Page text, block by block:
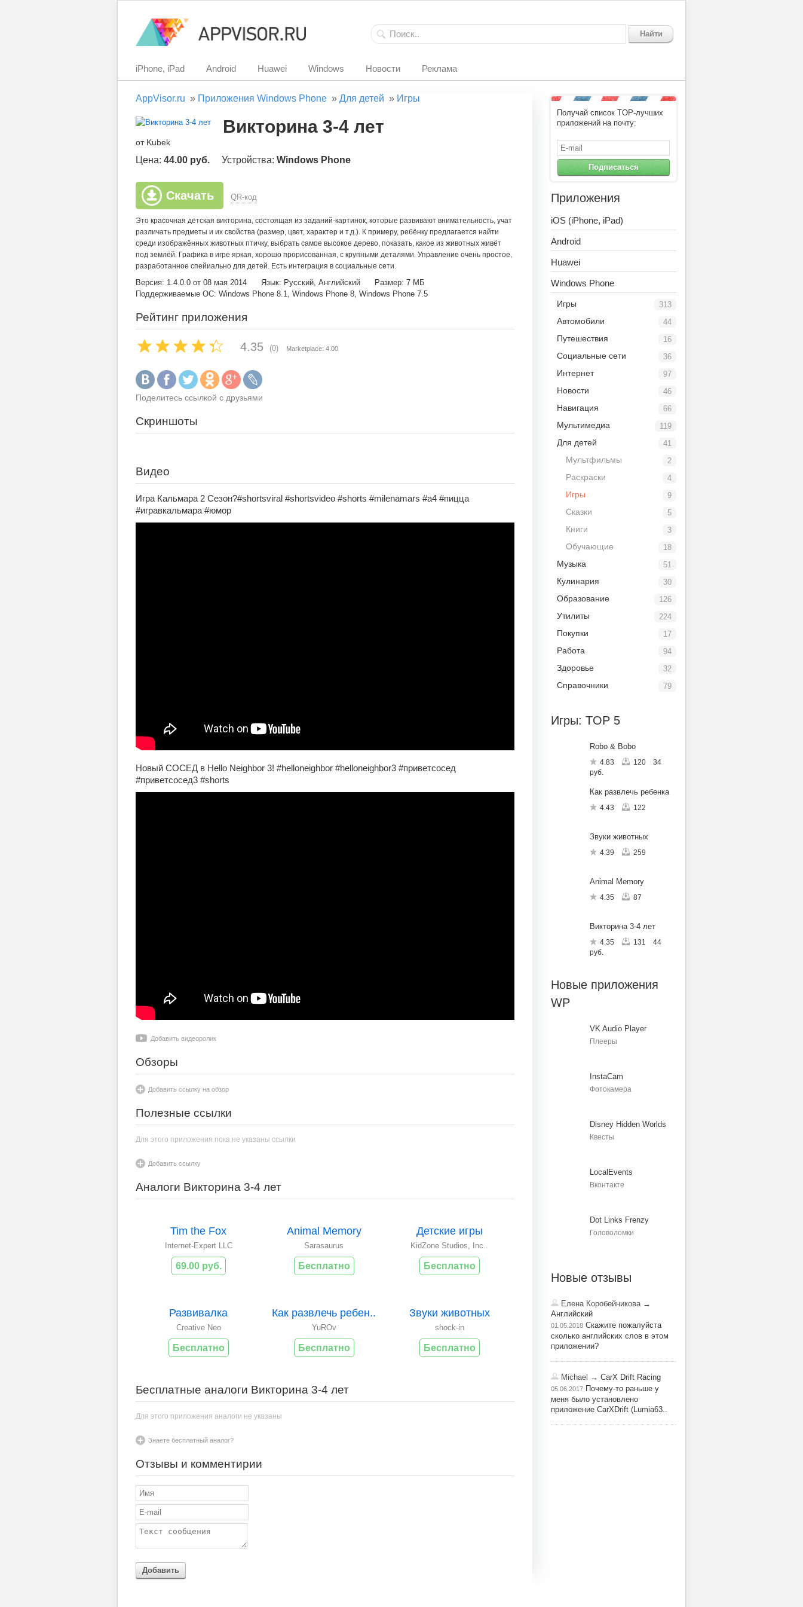
Найти
iPhone, iPad Android Huawei Windows Новости Реклама
AppVisor.ru » Приложения Windows Phone » Для детей » Игры
Викторина 3-4 лет
от Kubek
Цена: 44.00 руб. Устройства: Windows Phone
Скачать QR-код
Это красочная детская викторина, состоящая из заданий-картинок, которые развивают внимательность, учат
различать предметы и их свойства (размер, цвет, характер и т.д.). К примеру, ребёнку предлагается найти
среди изображённых животных птичку, выбрать самое высокое дерево, показать, какое из животных живёт
под землёй. Графика в игре яркая, хорошо прорисованная, с крупными деталями. Управление очень простое,
разработанное спейиально для детей. Есть интеграция в социальные сети.
Версия: 1.4.0.0 от 08 мая 2014 Язык: Русский, Английский
Размер: 7 МБ
Поддерживаемые ОС: Windows Phone 8.1, Windows Phone 8, Windows Phone 7.5
Рейтинг приложения
4.35 (0) Marketplace: 4.00
Поделитесь ссылкой с друзьями
Скриншоты
Видео
Игра Кальмара 2 Сезон?#shortsviral #shortsvideo #shorts #milenamars #а4 #пицца
#игравкальмара #юмор
Новый СОСЕД в Hello Neighbor 3! #helloneighbor #helloneighbor3 #приветсосед
#приветсосед3 #shorts
Добавить видеоролик
Обзоры
Добавить ссылку на обзор
Полезные ссылки
Для этого приложения пока не указаны ссылки
Добавить ссылку
Аналоги Викторина 3-4 лет
Tim the Fox
Internet-Expert LLC
69.00 руб.
Animal Memory
Sarasaurus
Бесплатно
Детские игры
KidZone Studios, Inc..
Бесплатно
Развивалка
Creative Neo
Бесплатно
Как развлечь ребен..
YuROv
Бесплатно
Звуки животных
shock-in
Бесплатно
Бесплатные аналоги Викторина 3-4 лет
Для этого приложения аналоги не указаны
Знаете бесплатный аналог?
Отзывы и комментирии
Добавить
Получай список TOP-лучших
приложений на почту:
Подписаться
Приложения
iOS (iPhone, iPad)
Android
Huawei
Windows Phone
313
Игры
44
Автомобили
16
Путешествия
36
Социальные сети
97
Интернет
46
Новости
66
Навигация
119
Мультимедиа
41
Для детей
2
Мультфильмы
4
Раскраски
9
Игры
5
Сказки
3
Книги
18
Обучающие
51
Музыка
30
Кулинария
126
Образование
224
Утилиты
17
Покупки
94
Работа
32
Здоровье
79
Справочники
Игры: TOP 5
Robo & Bobo
4.83 120
34
руб.
Как развлечь ребенка
4.43 122
Звуки животных
4.39 259
Animal Memory
4.35 87
Викторина 3-4 лет
4.35 131
44
руб.
Новые приложения
WP
VK Audio Player
Плееры
InstaCam
Фотокамера
Disney Hidden Worlds
Квесты
LocalEvents
Вконтакте
Dot Links Frenzy
Головоломки
Новые отзывы
Елена Коробейникова→
Английский
01.05.2018 Скажите пожалуйста
сколько английских слов в этом
приложении?
Michael → CarX Drift Racing
05.06.2017 Почему-то раньше у
меня было установлено
приложение CarXDrift (Lumia63..